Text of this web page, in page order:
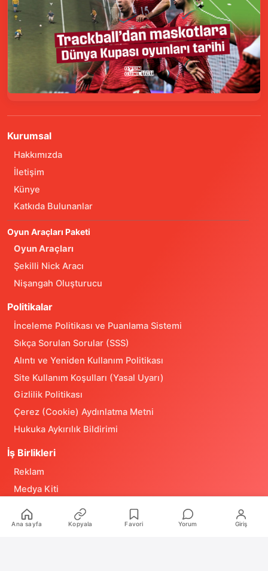
Kurumsal
Hakkımızda
İletişim
Künye
Katkıda Bulunanlar
Oyun Araçları Paketi
Oyun Araçları
Şekilli Nick Aracı
Nişangah Oluşturucu
Politikalar
İnceleme Politikası ve Puanlama Sistemi
Sıkça Sorulan Sorular (SSS)
Alıntı ve Yeniden Kullanım Politikası
Site Kullanım Koşulları (Yasal Uyarı)
Gizlilik Politikası
Çerez (Cookie) Aydınlatma Metni
Hukuka Aykırılık Bildirimi
İş Birlikleri
Reklam
Medya Kiti
RSS Feeds
Ana sayfa Kopyala Favori Yorum Giriş